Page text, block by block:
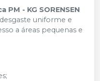
- KG SORENSEN
uniforme e
a áreas pequenas e